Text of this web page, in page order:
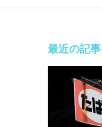
最近の記事